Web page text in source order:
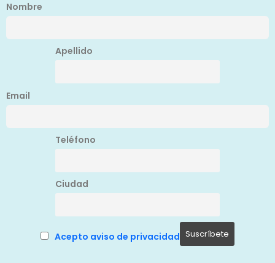
Nombre
Apellido
Email
Teléfono
Ciudad
Acepto aviso de privacidad